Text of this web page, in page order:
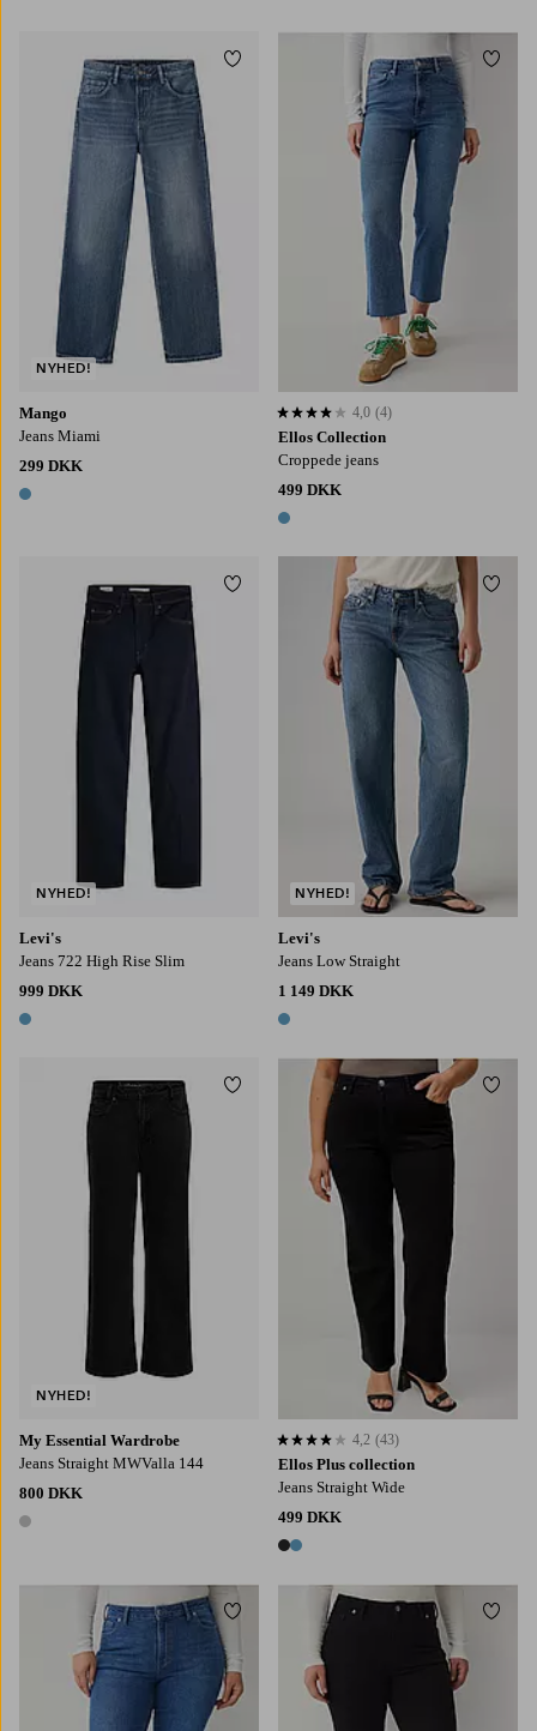
Mango
Jeans Miami
299 DKK
1 farve
NYHED!
Tilføj til favoritter
4244
Ellos Collection
Croppede jeans
499 DKK
1 farve
4,0 baseret på 4 bedømmelser
4,0 (4)
Levi's
Jeans 722 High Rise Slim
999 DKK
1 farve
NYHED!
Tilføj til favoritter
Levi's
Jeans Low Straight
1 149 DKK
1 farve
NYHED!
My Essential Wardrobe
Jeans Straight MWValla 144
800 DKK
1 farve
NYHED!
Tilføj til favoritter
Ellos Plus collection
Jeans Straight Wide
499 DKK
2 farver
4,2 baseret på 43 bedømmelser
4,2 (43)
Tilføj til favoritter